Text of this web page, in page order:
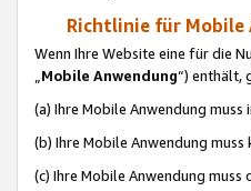
Richtlinie für Mobile
Wenn Ihre Website eine für die
„Mobile Anwendung“) enthält,
(a) Ihre Mobile Anwendung
(b) Ihre Mobile Anwendung
(c) Ihre Mobile Anwendung muss